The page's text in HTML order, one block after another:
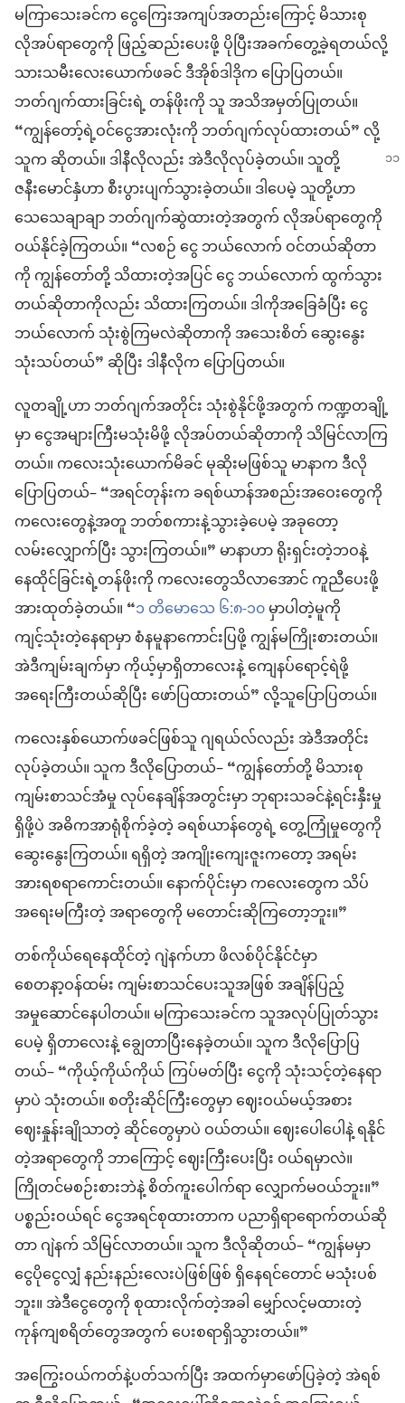
မကြာသေးခင်က ငွေကြေးအကျပ်အတည်းကြောင့် မိသားစု
လိုအပ်ရာတွေကို ဖြည့်ဆည်းပေးဖို့ ပိုပြီးအခက်တွေ့ခဲ့ရတယ်လို့
သားသမီးလေးယောက်ဖခင် ဒီအိုစ်ဒါဒိုက ပြောပြတယ်။
ဘတ်ဂျက်ထားခြင်းရဲ့ တန်ဖိုးကို သူ အသိအမှတ်ပြုတယ်။
“ကျွန်တော့်ရဲ့ဝင်ငွေအားလုံးကို ဘတ်ဂျက်လုပ်ထားတယ်” လို့
သူက ဆိုတယ်။ဒါနီလိုလည်း အဲဒီလိုလုပ်ခဲ့တယ်။ သူတို့
ဇနီးမောင်နှံဟာ စီးပွားပျက်သွားခဲ့တယ်။ ဒါပေမဲ့ သူတို့ဟာ
သေသေချာချာ ဘတ်ဂျက်ဆွဲထားတဲ့အတွက် လိုအပ်ရာတွေကို
ဝယ်နိုင်ခဲ့ကြတယ်။ “လစဉ် ငွေ ဘယ်လောက် ဝင်တယ်ဆိုတာ
ကို ကျွန်တော်တို့ သိထားတဲ့အပြင် ငွေ ဘယ်လောက် ထွက်သွား
တယ်ဆိုတာကိုလည်း သိထားကြတယ်။ ဒါကိုအခြေခံပြီး ငွေ
ဘယ်လောက် သုံးစွဲကြမလဲဆိုတာကို အသေးစိတ် ဆွေးနွေး
သုံးသပ်တယ်” ဆိုပြီး ဒါနီလိုက ပြောပြတယ်။
လူတချို့ဟာ ဘတ်ဂျက်အတိုင်း သုံးစွဲနိုင်ဖို့အတွက် ကဏ္ဍတချို့
မှာ ငွေအများကြီးမသုံးမိဖို့ လိုအပ်တယ်ဆိုတာကို သိမြင်လာကြ
တယ်။ ကလေးသုံးယောက်မိခင် မုဆိုးမဖြစ်သူ မာနာက ဒီလို
ပြောပြတယ်– “အရင်တုန်းက ခရစ်ယာန်အစည်းအဝေးတွေကို
ကလေးတွေနဲ့အတူ ဘတ်စကားနဲ့သွားခဲ့ပေမဲ့ အခုတော့
လမ်းလျှောက်ပြီး သွားကြတယ်။” မာနာဟာ ရိုးရှင်းတဲ့ဘဝနဲ့
နေထိုင်ခြင်းရဲ့တန်ဖိုးကို ကလေးတွေသိလာအောင် ကူညီပေးဖို့
အားထုတ်ခဲ့တယ်။ “၁ တိမောသေ ၆:၈-၁၀မှာပါတဲ့မူကို
ကျင့်သုံးတဲ့နေရာမှာ စံနမူနာကောင်းပြဖို့ ကျွန်မကြိုးစားတယ်။
အဲဒီကျမ်းချက်မှာ ကိုယ့်မှာရှိတာလေးနဲ့ ကျေနပ်ရောင့်ရဲဖို့
အရေးကြီးတယ်ဆိုပြီး ဖော်ပြထားတယ်” လို့သူပြောပြတယ်။
ကလေးနှစ်ယောက်ဖခင်ဖြစ်သူ ဂျရယ်လ်လည်း အဲဒီအတိုင်း
လုပ်ခဲ့တယ်။ သူက ဒီလိုပြောတယ်– “ကျွန်တော်တို့ မိသားစု
ကျမ်းစာသင်အံမှု လုပ်နေချိန်အတွင်းမှာ ဘုရားသခင်နဲ့ရင်းနှီးမှု
ရှိဖို့ပဲ အဓိကအာရုံစိုက်ခဲ့တဲ့ ခရစ်ယာန်တွေရဲ့ တွေ့ကြုံမှုတွေကို
ဆွေးနွေးကြတယ်။ ရရှိတဲ့ အကျိုးကျေးဇူးကတော့ အရမ်း
အားရစရာကောင်းတယ်။ နောက်ပိုင်းမှာ ကလေးတွေက သိပ်
အရေးမကြီးတဲ့ အရာတွေကို မတောင်းဆိုကြတော့ဘူး။”
တစ်ကိုယ်ရေနေထိုင်တဲ့ ဂျဲနက်ဟာ ဖိလစ်ပိုင်နိုင်ငံမှာ
စေတနာ့ဝန်ထမ်း ကျမ်းစာသင်ပေးသူအဖြစ် အချိန်ပြည့်
အမှုဆောင်နေပါတယ်။ မကြာသေးခင်က သူအလုပ်ပြုတ်သွား
ပေမဲ့ ရှိတာလေးနဲ့ ချွေတာပြီးနေခဲ့တယ်။ သူက ဒီလိုပြောပြ
တယ်– “ကိုယ့်ကိုယ်ကိုယ် ကြပ်မတ်ပြီး ငွေကို သုံးသင့်တဲ့နေရာ
မှာပဲ သုံးတယ်။ စတိုးဆိုင်ကြီးတွေမှာ ဈေးဝယ်မယ့်အစား
ဈေးနှုန်းချိုသာတဲ့ ဆိုင်တွေမှာပဲ ဝယ်တယ်။ ဈေးပေါပေါနဲ့ ရနိုင်
တဲ့အရာတွေကို ဘာကြောင့် ဈေးကြီးပေးပြီး ဝယ်ရမှာလဲ။
ကြိုတင်မစဉ်းစားဘဲနဲ့ စိတ်ကူးပေါက်ရာ လျှောက်မဝယ်ဘူး။”
ပစ္စည်းဝယ်ရင် ငွေအရင်စုထားတာက ပညာရှိရာရောက်တယ်ဆို
တာ ဂျဲနက် သိမြင်လာတယ်။ သူက ဒီလိုဆိုတယ်– “ကျွန်မမှာ
ငွေပိုငွေလျှံ နည်းနည်းလေးပဲဖြစ်ဖြစ် ရှိနေရင်တောင် မသုံးပစ်
ဘူး။ အဲဒီငွေတွေကို စုထားလိုက်တဲ့အခါ မျှော်လင့်မထားတဲ့
ကုန်ကျစရိတ်တွေအတွက် ပေးစရာရှိသွားတယ်။”
အကြွေးဝယ်ကတ်နဲ့ပတ်သက်ပြီး အထက်မှာဖော်ပြခဲ့တဲ့ အဲရစ်